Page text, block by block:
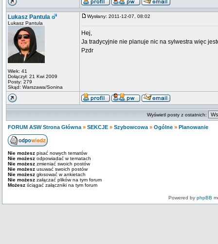
Lukasz Pantula
Lukasz Pantula
Wiek: 41
Dołączył: 21 Kwi 2009
Posty: 279
Skąd: Warszawa/Sonina
Wysłany: 2011-12-07, 08:02
Hej,
Ja tradycyjnie nie planuje nic na sylwestra więc
Pzdr
Wyświetl posty z ostatnich:
FORUM ASW Strona Główna » SEKCJE » Szybowcowa » Ogólne » Planowanie
Nie możesz pisać nowych tematów
Nie możesz odpowiadać w tematach
Nie możesz zmieniać swoich postów
Nie możesz usuwać swoich postów
Nie możesz głosować w ankietach
Nie możesz załączać plików na tym forum
Możesz ściągać załączniki na tym forum
Powered by phpBB